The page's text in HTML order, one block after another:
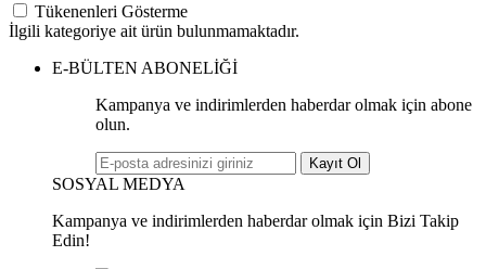
Tükenenleri Gösterme
İlgili kategoriye ait ürün bulunmamaktadır.
E-BÜLTEN ABONELİĞİ
Kampanya ve indirimlerden haberdar olmak için abone
olun.
Kayıt Ol
SOSYAL MEDYA
Kampanya ve indirimlerden haberdar olmak için Bizi Takip
Edin!